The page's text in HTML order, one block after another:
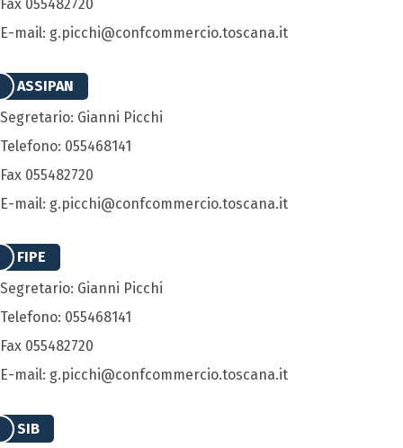
Fax 055482720
E-mail: g.picchi@confcommercio.toscana.it
ASSIPAN
Segretario: Gianni Picchi
Telefono: 055468141
Fax 055482720
E-mail: g.picchi@confcommercio.toscana.it
FIPE
Segretario: Gianni Picchi
Telefono: 055468141
Fax 055482720
E-mail: g.picchi@confcommercio.toscana.it
SIB